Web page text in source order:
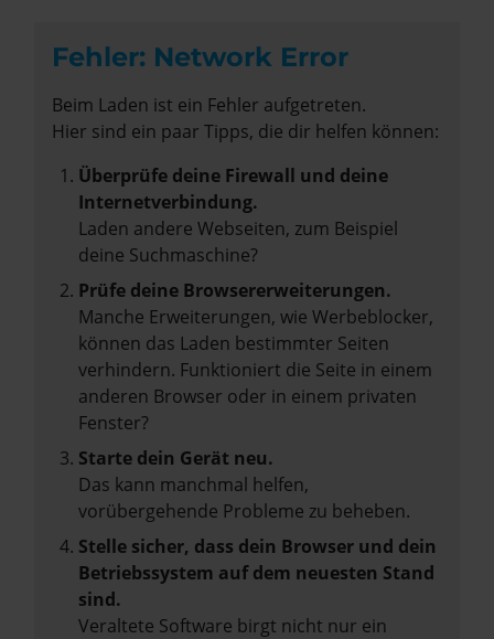
Fehler: Network Error
Beim Laden ist ein Fehler aufgetreten.
Hier sind ein paar Tipps, die dir helfen können:
Überprüfe deine Firewall und deine
Internetverbindung.
Laden andere Webseiten, zum Beispiel
deine Suchmaschine?
Prüfe deine Browsererweiterungen.
Manche Erweiterungen, wie Werbeblocker,
können das Laden bestimmter Seiten
verhindern. Funktioniert die Seite in einem
anderen Browser oder in einem privaten
Fenster?
Starte dein Gerät neu.
Das kann manchmal helfen,
vorübergehende Probleme zu beheben.
Stelle sicher, dass dein Browser und dein
Betriebssystem auf dem neuesten Stand
sind.
Veraltete Software birgt nicht nur ein